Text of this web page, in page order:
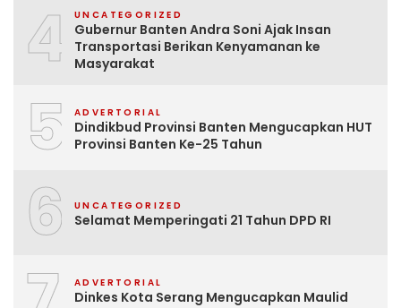
4 UNCATEGORIZED
Gubernur Banten Andra Soni Ajak Insan
Transportasi Berikan Kenyamanan ke
Masyarakat
5 ADVERTORIAL
Dindikbud Provinsi Banten Mengucapkan HUT
Provinsi Banten Ke-25 Tahun
6 UNCATEGORIZED
Selamat Memperingati 21 Tahun DPD RI
ADVERTORIAL
Dinkes Kota Serang Mengucapkan Maulid